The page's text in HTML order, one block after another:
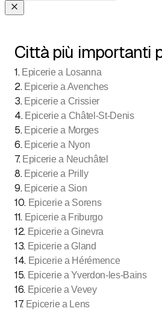
Città più importanti
1. Epicerie a Losanna
2. Epicerie a Avenches
3. Epicerie a Crissier
4. Epicerie a Châtel-St-Denis
5. Epicerie a Morges
6. Epicerie a Nyon
7. Epicerie a Neuchâtel
8. Epicerie a Prilly
9. Epicerie a Sion
10. Epicerie a Sorens
11. Epicerie a Friburgo
12. Epicerie a Ginevra
13. Epicerie a Gland
14. Epicerie a Hérémence
15. Epicerie a Yverdon-les-Bains
16. Epicerie a Vevey
17. Epicerie a Lens